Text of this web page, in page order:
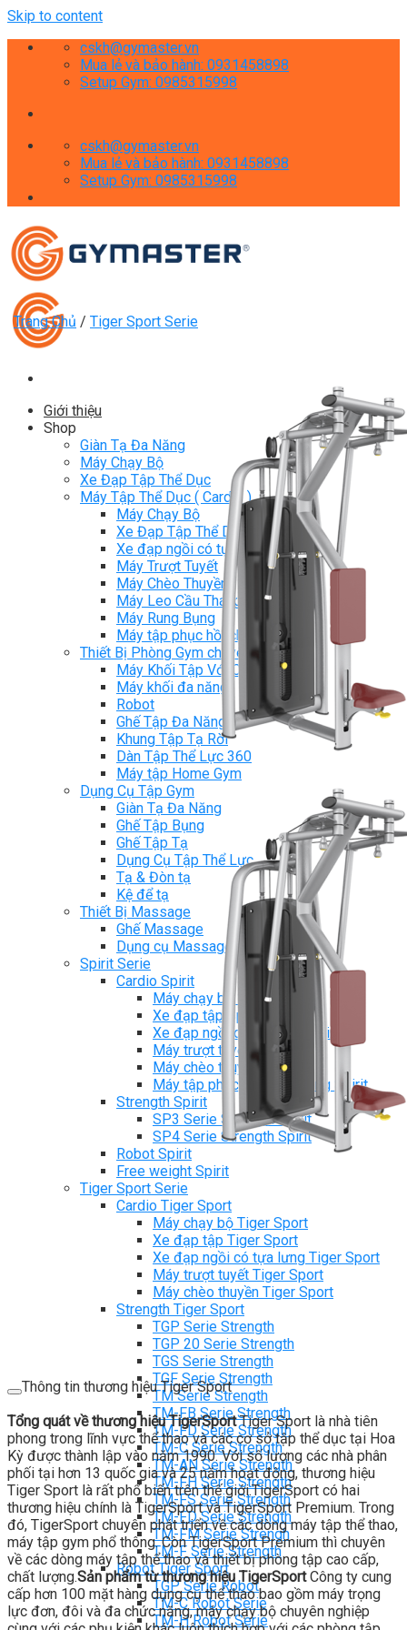
Skip to content
cskh@gymaster.vn
Mua lẻ và bảo hành: 0931458898
Setup Gym: 0985315998
cskh@gymaster.vn
Mua lẻ và bảo hành: 0931458898
Setup Gym: 0985315998
Giới thiệu
Shop
Giàn Tạ Đa Năng
Máy Chạy Bộ
Xe Đạp Tập Thể Dục
Máy Tập Thể Dục ( Cardio )
Máy Chạy Bộ
Xe Đạp Tập Thể Dục
Xe đạp ngồi có tựa lưng
Máy Trượt Tuyết
Máy Chèo Thuyền
Máy Leo Cầu Thang
Máy Rung Bụng
Máy tập phục hồi chức năng
Thiết Bị Phòng Gym chuyên dụng
Máy Khối Tập Với Cáp
Máy khối đa năng
Robot
Ghế Tập Đa Năng
Khung Tập Tạ Rời
Dàn Tập Thể Lực 360
Máy tập Home Gym
Dụng Cụ Tập Gym
Giàn Tạ Đa Năng
Ghế Tập Bụng
Ghế Tập Tạ
Dụng Cụ Tập Thể Lực
Tạ & Đòn tạ
Kệ để tạ
Thiết Bị Massage
Ghế Massage
Dụng cụ Massage
Spirit Serie
Cardio Spirit
Máy chạy bộ Spirit
Xe đạp tập Spirit
Xe đạp ngồi có tựa lưng Spirit
Máy trượt tuyết Spirit
Máy chèo thuyền Spirit
Máy tập phục hồi chức năng Spirit
Strength Spirit
SP3 Serie Strength Spirit
SP4 Serie Strength Spirit
Robot Spirit
Free weight Spirit
Tiger Sport Serie
Cardio Tiger Sport
Máy chạy bộ Tiger Sport
Xe đạp tập Tiger Sport
Xe đạp ngồi có tựa lưng Tiger Sport
Máy trượt tuyết Tiger Sport
Máy chèo thuyền Tiger Sport
Strength Tiger Sport
TGP Serie Strength
TGP 20 Serie Strength
TGS Serie Strength
TGF Serie Strength
TM Serie Strength
TM-FB Serie Strength
TM-FD Serie Strength
TM-C Serie Strength
TM-AN Serie Strength
TM-FH Serie Strength
TM-FS Serie Strength
TM-FD Serie Strength
TM-FM Serie Strengh
TM-F Serie Strength
Robot Tiger Sport
TGP Serie Robot
TM-C Robot Serie
TM-H Robot Serie
Trang Chủ / Tiger Sport Serie
Thông tin thương hiệu Tiger Sport
Tổng quát về thương hiệu TigerSportTiger Sport là nhà tiên
phong trong lĩnh vực thể thao và các cơ sở tập thể dục tại Hoa
Kỳ được thành lập vào năm 1990. Với số lượng các nhà phân
phối tại hơn 13 quốc gia và 25 năm hoạt động, thương hiệu
Tiger Sport là rất phổ biến trên thế giới.TigerSport có hai
thương hiệu chính là TigerSport và TigerSport Premium. Trong
đó, TigerSport chuyên phát triển về các dòng máy tập thể thao,
máy tập gym phổ thông. Còn TigerSport Premium thì chuyên
về các dòng máy tập thể thao và thiết bị phòng tập cao cấp,
chất lượng.Sản phẩm từ thương hiệu TigerSportCông ty cung
cấp hơn 100 mặt hàng dụng cụ thể thao bao gồm máy trọng
lực đơn, đôi và đa chức năng, máy chạy bộ chuyên nghiệp